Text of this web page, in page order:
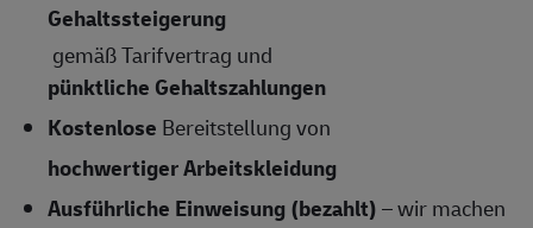
Gehaltssteigerung
gemäß Tarifvertrag und
pünktliche Gehaltszahlungen
Kostenlose Bereitstellung von
hochwertiger Arbeitskleidung
Ausführliche Einweisung (bezahlt)– wir machen